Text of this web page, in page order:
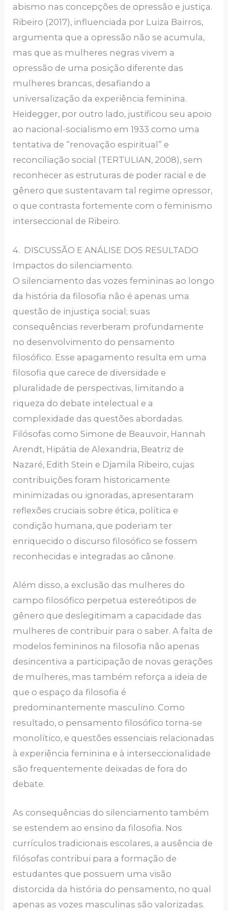
abismo nas concepções de opressão e justiça.
Ribeiro (2017), influenciada por Luiza Bairros,
argumenta que a opressão não se acumula,
mas que as mulheres negras vivem a
opressão de uma posição diferente das
mulheres brancas, desafiando a
universalização da experiência feminina.
Heidegger, por outro lado, justificou seu apoio
ao nacional-socialismo em 1933 como uma
tentativa de “renovação espiritual” e
reconciliação social (TERTULIAN, 2008), sem
reconhecer as estruturas de poder racial e de
gênero que sustentavam tal regime opressor,
o que contrasta fortemente com o feminismo
interseccional de Ribeiro.
4. DISCUSSÃO E ANÁLISE DOS RESULTADO
Impactos do silenciamento.
O silenciamento das vozes femininas ao longo
da história da filosofia não é apenas uma
questão de injustiça social; suas
consequências reverberam profundamente
no desenvolvimento do pensamento
filosófico. Esse apagamento resulta em uma
filosofia que carece de diversidade e
pluralidade de perspectivas, limitando a
riqueza do debate intelectual e a
complexidade das questões abordadas.
Filósofas como Simone de Beauvoir, Hannah
Arendt, Hipátia de Alexandria, Beatriz de
Nazaré, Edith Stein e Djamila Ribeiro, cujas
contribuições foram historicamente
minimizadas ou ignoradas, apresentaram
reflexões cruciais sobre ética, política e
condição humana, que poderiam ter
enriquecido o discurso filosófico se fossem
reconhecidas e integradas ao cânone.
Além disso, a exclusão das mulheres do
campo filosófico perpetua estereótipos de
gênero que deslegitimam a capacidade das
mulheres de contribuir para o saber. A falta de
modelos femininos na filosofia não apenas
desincentiva a participação de novas gerações
de mulheres, mas também reforça a ideia de
que o espaço da filosofia é
predominantemente masculino. Como
resultado, o pensamento filosófico torna-se
monolítico, e questões essenciais relacionadas
à experiência feminina e à interseccionalidade
são frequentemente deixadas de fora do
debate.
As consequências do silenciamento também
se estendem ao ensino da filosofia. Nos
currículos tradicionais escolares, a ausência de
filósofas contribui para a formação de
estudantes que possuem uma visão
distorcida da história do pensamento, no qual
apenas as vozes masculinas são valorizadas.